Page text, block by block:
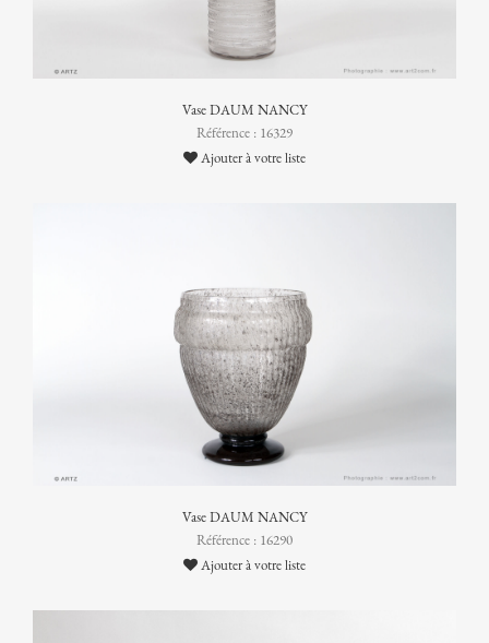
Vase DAUM NANCY
Référence : 16329
Ajouter à votre liste
Vase DAUM NANCY
Référence : 16290
Ajouter à votre liste